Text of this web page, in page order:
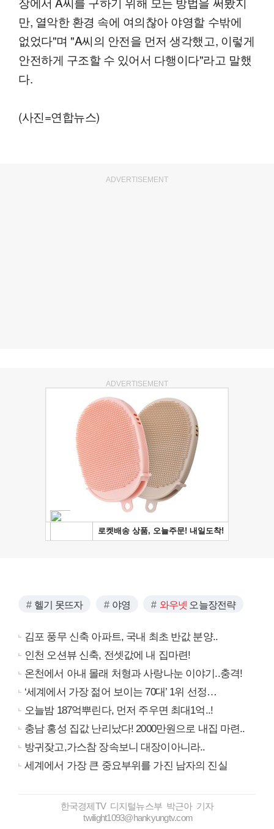
만, 열악한 환경 속에 여의찮아 야영할 수밖에
없었다"며 "A씨의 안전을 먼저 생각했고, 이렇게
안전하게 구조할 수 있어서 다행이다"라고 말했
다.
(사진=연합뉴스)
ADVERTISEMENT
ADVERTISEMENT
헬기 못뜨자 야영 와우넷 오늘장전략
김포 풍무 신축 아파트, 국내 최초 반값 분양..
인천 오션뷰 신축, 전셋값에 내 집마련!
온천에서 아내 몰래 처형과 사랑나눈 이야기..충격!
‘세계에서 가장 젊어 보이는 70대’ 1위 선정…
오늘밤 187억뿌린다, 먼저 주우면 최대1억..!
충남 홍성 집값 난리났다! 2000만원으로 내집 마련..
방귀잦고,가스참 장속보니 대장이아니라..
세계에서 가장 큰 중요부위를 가진 남자의 진실
한국경제TV 디지털뉴스부 박근아 기자
twilight1093@hankyungtv.com